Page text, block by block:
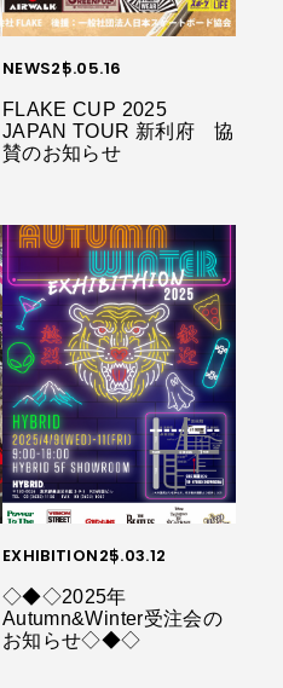
NEWS25.05.16
FLAKE CUP 2025
JAPAN TOUR 新利府 協
賛のお知らせ
EXHIBITION25.03.12
◇◆◇2025年
Autumn&Winter受注会の
お知らせ◇◆◇